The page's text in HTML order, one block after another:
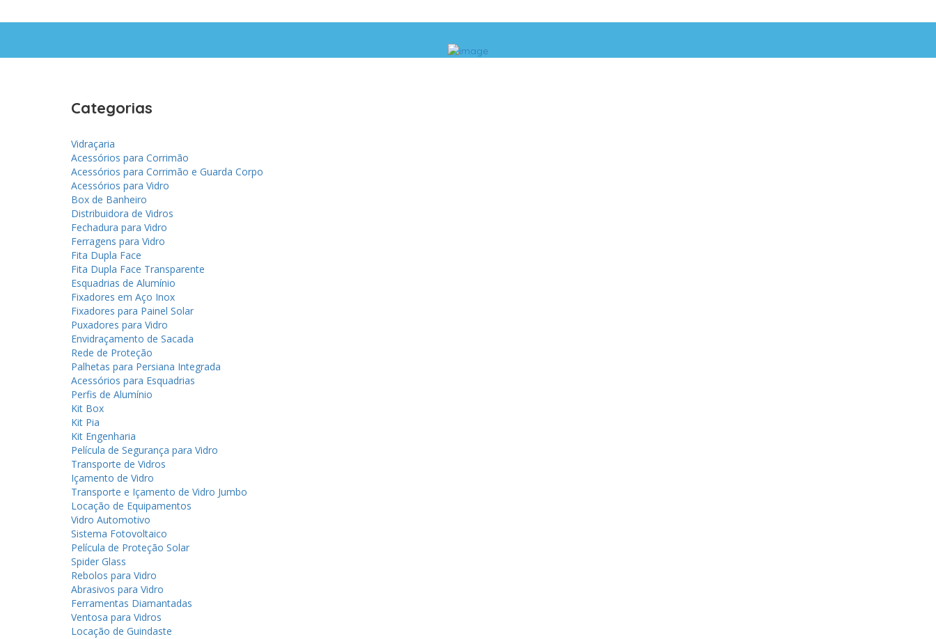
Categorias
Vidraçaria
Acessórios para Corrimão
Acessórios para Corrimão e Guarda Corpo
Acessórios para Vidro
Box de Banheiro
Distribuidora de Vidros
Fechadura para Vidro
Ferragens para Vidro
Fita Dupla Face
Fita Dupla Face Transparente
Esquadrias de Alumínio
Fixadores em Aço Inox
Fixadores para Painel Solar
Puxadores para Vidro
Envidraçamento de Sacada
Rede de Proteção
Palhetas para Persiana Integrada
Acessórios para Esquadrias
Perfis de Alumínio
Kit Box
Kit Pia
Kit Engenharia
Película de Segurança para Vidro
Transporte de Vidros
Içamento de Vidro
Transporte e Içamento de Vidro Jumbo
Locação de Equipamentos
Vidro Automotivo
Sistema Fotovoltaico
Película de Proteção Solar
Spider Glass
Rebolos para Vidro
Abrasivos para Vidro
Ferramentas Diamantadas
Ventosa para Vidros
Locação de Guindaste